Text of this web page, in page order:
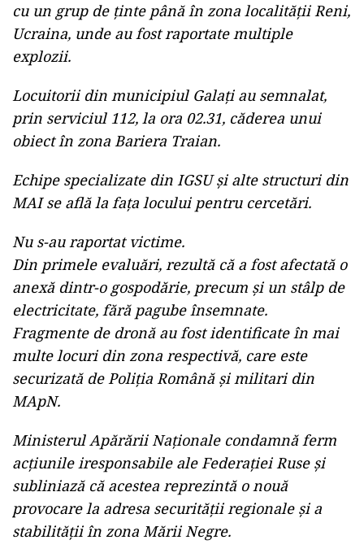
cu un grup de ținte până în zona localității Reni,
Ucraina, unde au fost raportate multiple
explozii.
Locuitorii din municipiul Galați au semnalat,
prin serviciul 112, la ora 02.31, căderea unui
obiect în zona Bariera Traian.
Echipe specializate din IGSU și alte structuri din
MAI se află la fața locului pentru cercetări.
Nu s-au raportat victime.
Din primele evaluări, rezultă că a fost afectată o
anexă dintr-o gospodărie, precum și un stâlp de
electricitate, fără pagube însemnate.
Fragmente de dronă au fost identificate în mai
multe locuri din zona respectivă, care este
securizată de Poliția Română și militari din
MApN.
Ministerul Apărării Naționale condamnă ferm
acțiunile iresponsabile ale Federației Ruse și
subliniază că acestea reprezintă o nouă
provocare la adresa securității regionale și a
stabilității în zona Mării Negre.